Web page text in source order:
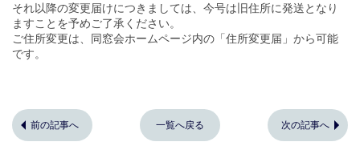
それ以降の変更届けにつきましては、今号は旧住所に発送となり
ますことを予めご了承ください。
ご住所変更は、同窓会ホームページ内の「住所変更届」から可能
です。
前の記事へ 一覧へ戻る 次の記事へ